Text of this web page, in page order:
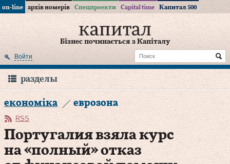
on-line архів номерів Спецпроекти Capital time Капитал 500
Бізнес починається з Капіталу
Войти
разделы
економіка еврозона
RSS
Португалия взяла курс
на «полный» отказ